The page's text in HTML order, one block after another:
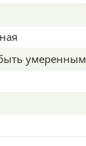
умеренным